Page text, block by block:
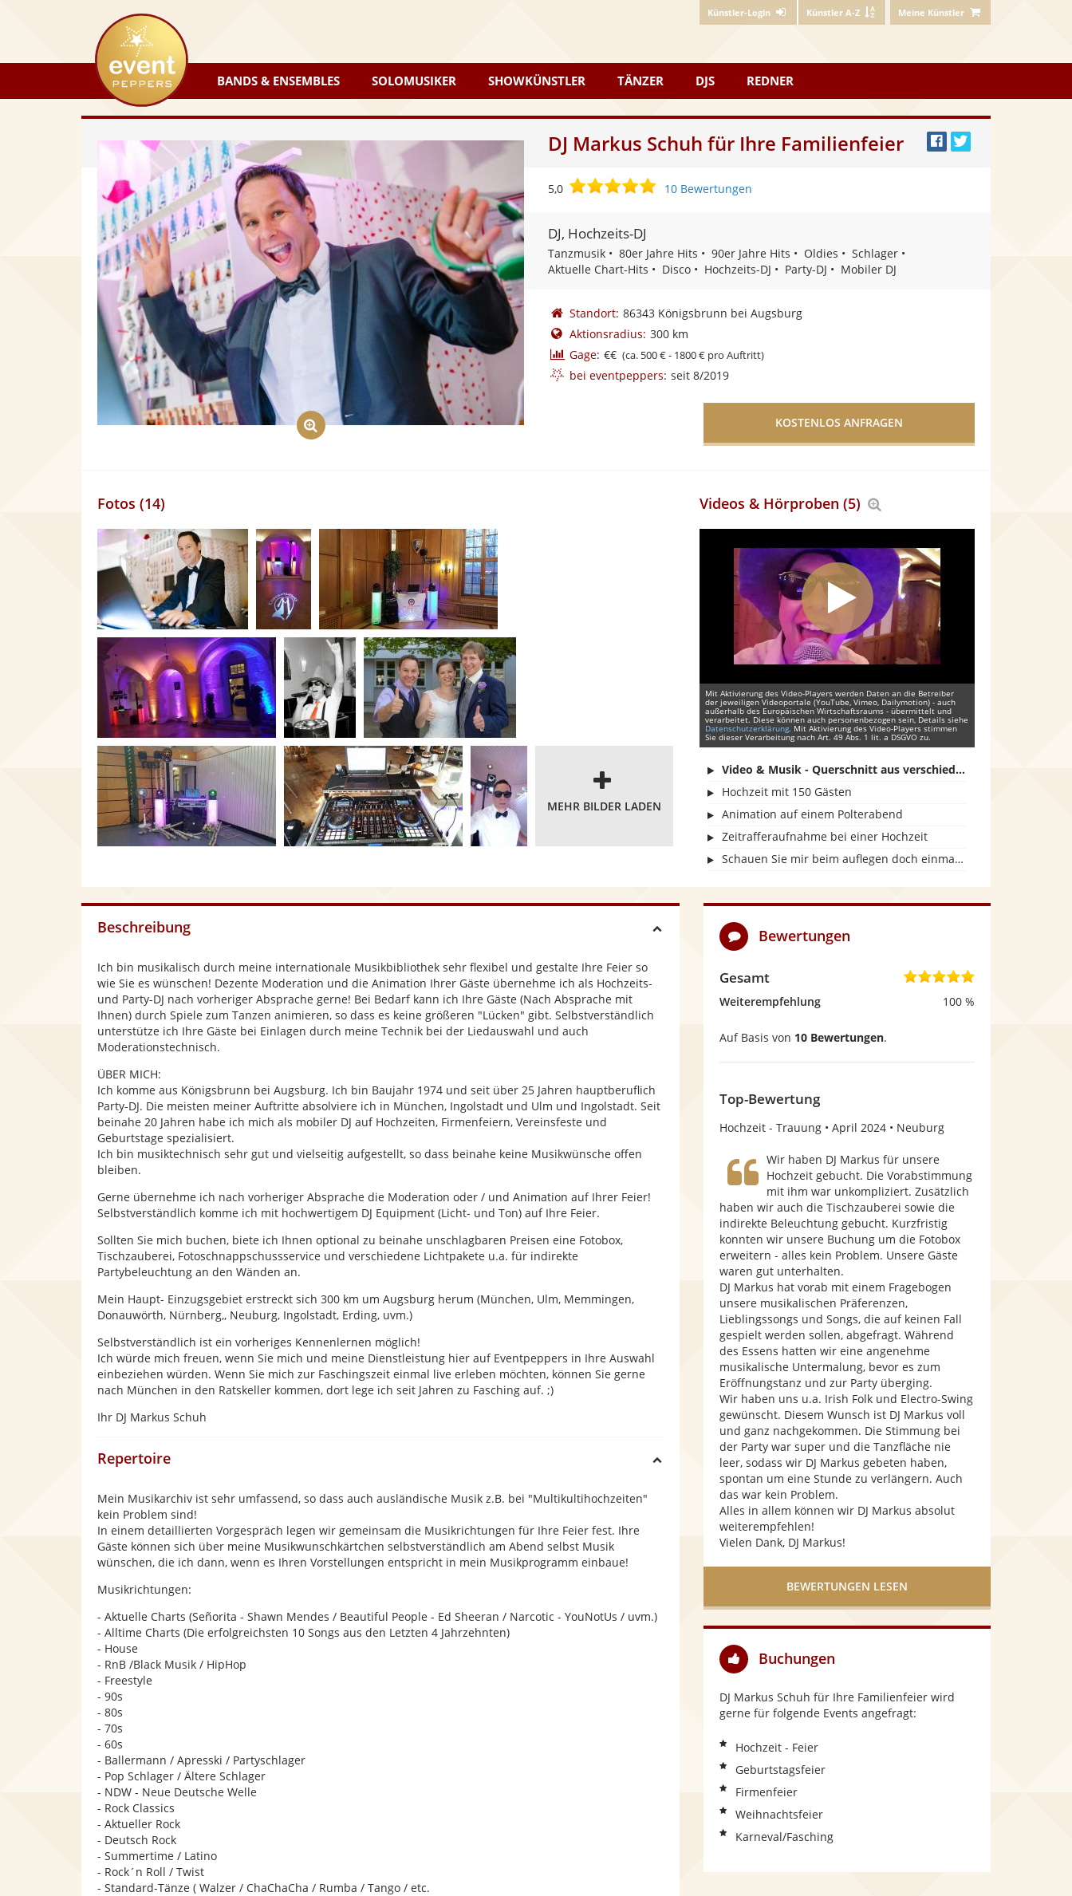
Künstler-Login Künstler A-Z Meine Künstler
eventpeppers
BANDS & ENSEMBLES SOLOMUSIKER SHOWKÜNSTLER TÄNZER DJS REDNER
DJ Markus Schuh für Ihre Familienfeier
5,0
5,010 Bewertungen
DJ, Hochzeits-DJ
Tanzmusik 80er Jahre Hits 90er Jahre Hits Oldies
Schlager
Aktuelle Chart-Hits
Disco Hochzeits-DJ Party-DJ Mobiler DJ
Standort: 86343 Königsbrunn bei Augsburg
Aktionsradius: 300 km
Gage: €€ (ca. 500 € - 1800 € pro Auftritt)
bei eventpeppers: seit 8/2019
Fotos (14)
MEHR BILDER LADEN
Videos & Hörproben (5)
Mit Aktivierung des Video-Players werden Daten an die Betreiber
der jeweiligen Videoportale (YouTube, Vimeo, Dailymotion) - auch
außerhalb des Europäischen Wirtschaftsraums - übermittelt und
verarbeitet. Diese können auch personenbezogen sein, Details siehe
Datenschutzerklärung. Mit Aktivierung des Video-Players stimmen
Sie dieser Verarbeitung nach Art. 49 Abs. 1 lit. a DSGVO zu.
Video & Musik - Querschnitt aus verschiedenen Veranstaltungen!
Hochzeit mit 150 Gästen
Animation auf einem Polterabend
Zeitrafferaufnahme bei einer Hochzeit
Schauen Sie mir beim auflegen doch einmal über die Schulter.
Beschreibung
Ich bin musikalisch durch meine internationale Musikbibliothek sehr flexibel und gestalte Ihre Feier so
wie Sie es wünschen! Dezente Moderation und die Animation Ihrer Gäste übernehme ich als Hochzeits-
und Party-DJ nach vorheriger Absprache gerne! Bei Bedarf kann ich Ihre Gäste (Nach Absprache mit
Ihnen) durch Spiele zum Tanzen animieren, so dass es keine größeren "Lücken" gibt. Selbstverständlich
unterstütze ich Ihre Gäste bei Einlagen durch meine Technik bei der Liedauswahl und auch
Moderationstechnisch.
ÜBER MICH:
Ich komme aus Königsbrunn bei Augsburg. Ich bin Baujahr 1974 und seit über 25 Jahren hauptberuflich
Party-DJ. Die meisten meiner Auftritte absolviere ich in München, Ingolstadt und Ulm und Ingolstadt. Seit
beinahe 20 Jahren habe ich mich als mobiler DJ auf Hochzeiten, Firmenfeiern, Vereinsfeste und
Geburtstage spezialisiert.
Ich bin musiktechnisch sehr gut und vielseitig aufgestellt, so dass beinahe keine Musikwünsche offen
bleiben.
Gerne übernehme ich nach vorheriger Absprache die Moderation oder / und Animation auf Ihrer Feier!
Selbstverständlich komme ich mit hochwertigem DJ Equipment (Licht- und Ton) auf Ihre Feier.
Sollten Sie mich buchen, biete ich Ihnen optional zu beinahe unschlagbaren Preisen eine Fotobox,
Tischzauberei, Fotoschnappschussservice und verschiedene Lichtpakete u.a. für indirekte
Partybeleuchtung an den Wänden an.
Mein Haupt- Einzugsgebiet erstreckt sich 300 km um Augsburg herum (München, Ulm, Memmingen,
Donauwörth, Nürnberg,, Neuburg, Ingolstadt, Erding, uvm.)
Selbstverständlich ist ein vorheriges Kennenlernen möglich!
Ich würde mich freuen, wenn Sie mich und meine Dienstleistung hier auf Eventpeppers in Ihre Auswahl
einbeziehen würden. Wenn Sie mich zur Faschingszeit einmal live erleben möchten, können Sie gerne
nach München in den Ratskeller kommen, dort lege ich seit Jahren zu Fasching auf. ;)
Ihr DJ Markus Schuh
Repertoire
Mein Musikarchiv ist sehr umfassend, so dass auch ausländische Musik z.B. bei "Multikultihochzeiten"
kein Problem sind!
In einem detaillierten Vorgespräch legen wir gemeinsam die Musikrichtungen für Ihre Feier fest. Ihre
Gäste können sich über meine Musikwunschkärtchen selbstverständlich am Abend selbst Musik
wünschen, die ich dann, wenn es Ihren Vorstellungen entspricht in mein Musikprogramm einbaue!
Musikrichtungen:
- Aktuelle Charts (Señorita - Shawn Mendes / Beautiful People - Ed Sheeran / Narcotic - YouNotUs / uvm.)
- Alltime Charts (Die erfolgreichsten 10 Songs aus den Letzten 4 Jahrzehnten)
- House
- RnB /Black Musik / HipHop
- Freestyle
- 90s
- 80s
- 70s
- 60s
- Ballermann / Apresski / Partyschlager
- Pop Schlager / Ältere Schlager
- NDW - Neue Deutsche Welle
- Rock Classics
- Aktueller Rock
- Deutsch Rock
- Summertime / Latino
- Rock´n Roll / Twist
- Standard-Tänze ( Walzer / ChaChaCha / Rumba / Tango / etc.
Bewertungen
Gesamt
5
Weiterempfehlung 100 %
Auf Basis von 10 Bewertungen.
Top-Bewertung
Hochzeit - Trauung April 2024 Neuburg
Wir haben DJ Markus für unsere
Hochzeit gebucht. Die Vorabstimmung
mit ihm war unkompliziert. Zusätzlich
haben wir auch die Tischzauberei sowie die
indirekte Beleuchtung gebucht. Kurzfristig
konnten wir unsere Buchung um die Fotobox
erweitern - alles kein Problem. Unsere Gäste
waren gut unterhalten.
DJ Markus hat vorab mit einem Fragebogen
unsere musikalischen Präferenzen,
Lieblingssongs und Songs, die auf keinen Fall
gespielt werden sollen, abgefragt. Während
des Essens hatten wir eine angenehme
musikalische Untermalung, bevor es zum
Eröffnungstanz und zur Party überging.
Wir haben uns u.a. Irish Folk und Electro-Swing
gewünscht. Diesem Wunsch ist DJ Markus voll
und ganz nachgekommen. Die Stimmung bei
der Party war super und die Tanzfläche nie
leer, sodass wir DJ Markus gebeten haben,
spontan um eine Stunde zu verlängern. Auch
das war kein Problem.
Alles in allem können wir DJ Markus absolut
weiterempfehlen!
Vielen Dank, DJ Markus!
BEWERTUNGEN LESEN
Buchungen
DJ Markus Schuh für Ihre Familienfeier wird
gerne für folgende Events angefragt:
Hochzeit - Feier
Geburtstagsfeier
Firmenfeier
Weihnachtsfeier
Karneval/Fasching